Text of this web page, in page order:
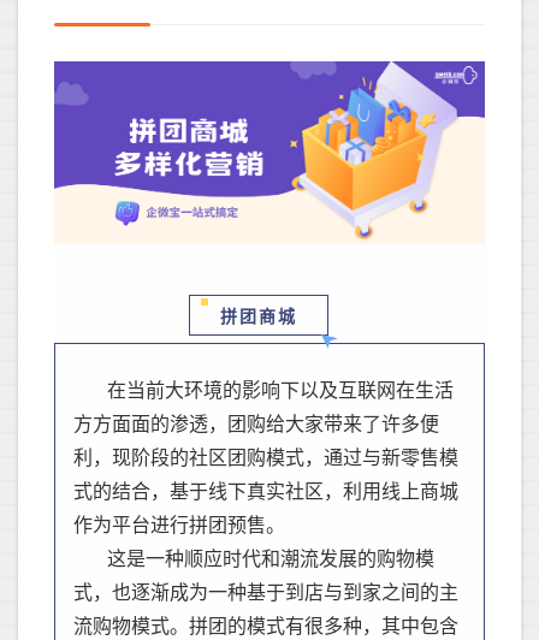
拼团商城
在当前大环境的影响下以及互联网在生活
方方面面的渗透，
团购给大家带来了许多便
利，现阶段的社区团购模式，通过与新零售模
式的结合，基于线下真实社区，利用线上商城
作为平台进行拼团预售。
这是一种顺应时代和潮流发展的购物模
式，也逐渐成为一种基于到店与到家之间的主
流购物模式。 拼团的模式有很多种，其中包含